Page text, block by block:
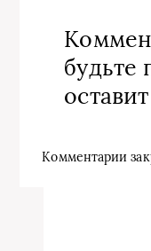
будьте
оставит
Комментарии